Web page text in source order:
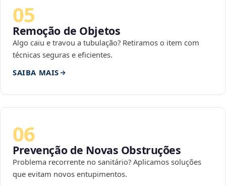
05
Remoção de Objetos
Algo caiu e travou a tubulação? Retiramos o item com
técnicas seguras e eficientes.
SAIBA MAIS
06
Prevenção de Novas Obstruções
Problema recorrente no sanitário? Aplicamos soluções
que evitam novos entupimentos.